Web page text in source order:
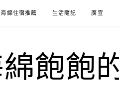
海綿住宿推薦 生活隨記 廣宣
飽飽